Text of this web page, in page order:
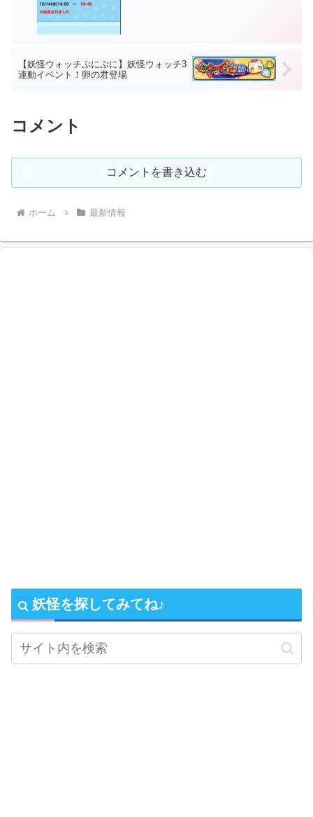
【妖怪ウォッチぷにぷに】妖怪ウォッチ3
連動イベント！卵の君登場
コメント
コメントを書き込む
ホーム 最新情報
妖怪を探してみてね♪